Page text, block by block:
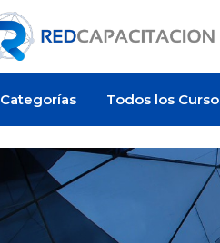
Categorías Todos los